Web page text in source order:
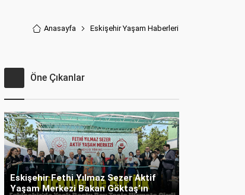
Anasayfa Eskişehir Yaşam Haberleri
Öne Çıkanlar
Eskişehir Fethi Yılmaz Sezer Aktif
Yaşam Merkezi Bakan Göktaş’ın